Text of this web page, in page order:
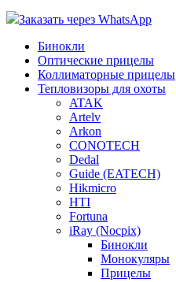
Заказать через WhatsApp
Бинокли
Оптические прицелы
Коллиматорные прицелы
Тепловизоры для охоты
ATAK
Artelv
Arkon
CONOTECH
Dedal
Guide (EATECH)
Hikmicro
HTI
Fortuna
iRay (Nocpix)
Бинокли
Монокуляры
Прицелы